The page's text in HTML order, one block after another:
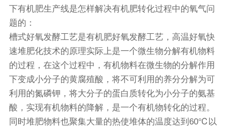
下有机肥生产线是怎样解决有机肥转化过程中的氧气问
题的：
槽式好氧发酵工艺是有机肥好氧发酵工艺，高温好氧快
速堆肥化技术的原理实际上是一个微生物分解有机物料
的过程，在这个过程中，有机物料在微生物的分解作用
下变成小分子的黄腐殖酸，将不可利用的养分分解为可
利用的氮磷钾，将大分子的蛋白质转化为小分子的氨基
酸，实现有机物料的降解，是一个有机物转化的过程。
同时堆肥物料也聚集大量的热使堆体的温度达到60℃以